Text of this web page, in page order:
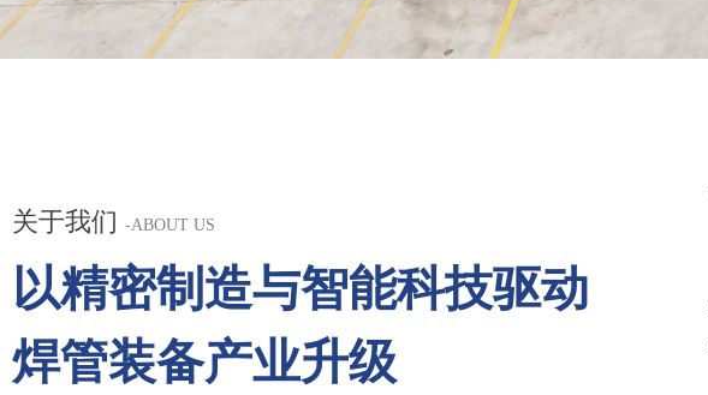
关于我们 -ABOUT US
以精密制造与智能科技驱动
焊管装备产业升级